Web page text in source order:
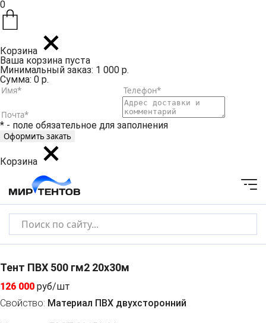
0
Корзина
Ваша корзина пуста
Минимальный заказ: 1 000 р.
Сумма: 0 р.
* - поле обязательное для заполнения
Корзина
Тент ПВХ 500 гм2 20x30м
126 000 руб/шт
Свойство: Материал ПВХ двухсторонний